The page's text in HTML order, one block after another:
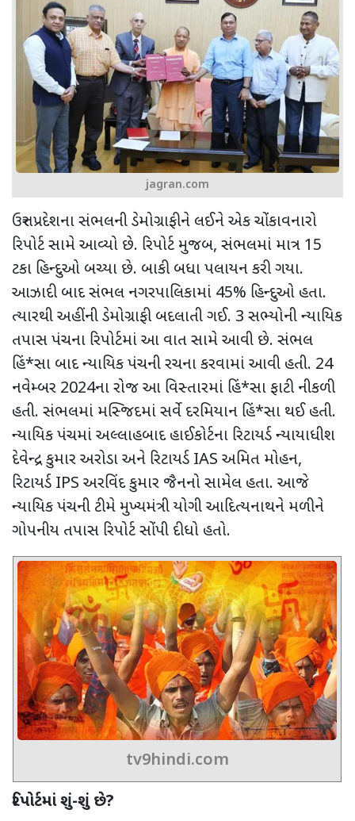
jagran.com
ઉત્તર પ્રદેશના સંભલની ડેમોગ્રાફીને લઈને એક ચોંકાવનારો
રિપોર્ટ સામે આવ્યો છે. રિપોર્ટ મુજબ, સંભલમાં માત્ર 15
ટકા હિન્દુઓ બચ્યા છે. બાકી બધા પલાયન કરી ગયા.
આઝાદી બાદસંભલ નગરપાલિકામાં 45% હિન્દુઓ હતા.
ત્યારથી અહીંની ડેમોગ્રાફી બદલાતી ગઈ. 3 સભ્યોની ન્યાયિક
તપાસ પંચના રિપોર્ટમાં આ વાત સામે આવી છે. સંભલ
હિં*સા બાદ ન્યાયિક પંચની રચના કરવામાં આવી હતી. 24
નવેમ્બર 2024ના રોજ આ વિસ્તારમાં હિં*સા ફાટી નીકળી
હતી. સંભલમાં મસ્જિદમાં સર્વે દરમિયાન હિં*સા થઈ હતી.
ન્યાયિક પંચમાં અલ્લાહબાદ હાઈકોર્ટના રિટાયર્ડ ન્યાયાધીશ
દેવેન્દ્ર કુમાર અરોડા અને રિટાયર્ડ IAS અમિત મોહન,
રિટાયર્ડ IPS અરવિંદ કુમાર જૈનનો સામેલ હતા. આજે
ન્યાયિક પંચની ટીમે મુખ્યમંત્રી યોગી આદિત્યનાથને મળીને
ગોપનીય તપાસ રિપોર્ટ સોંપી દીધો હતો.
tv9hindi.com
રિપોર્ટમાં શું-શું છે?